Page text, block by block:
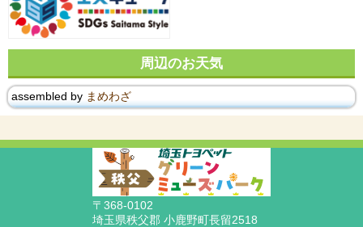
周辺のお天気
assembled by まめわざ
〒368-0102
埼玉県秩父郡 小鹿野町長留2518